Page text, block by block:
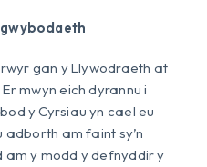
gan y Llywodraeth at
mwyn eich dyrannu i
y Cyrsiau yn cael eu
am faint sy’n
am y modd y defnyddir y